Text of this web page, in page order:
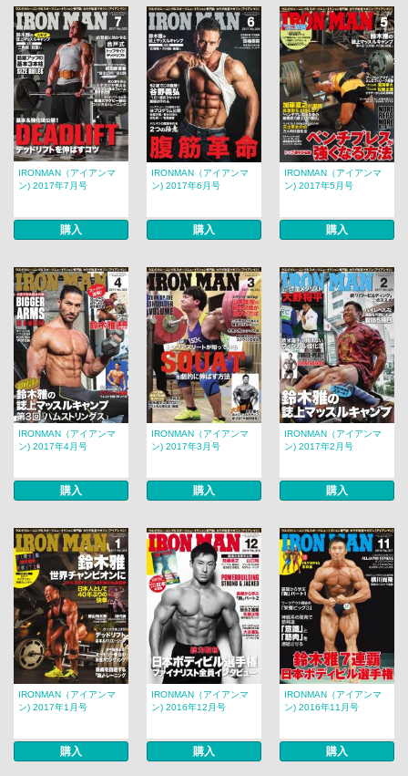
IRONMAN（アイアンマ
ン) 2017年7月号
購入
IRONMAN（アイアンマ
ン) 2017年6月号
購入
IRONMAN（アイアンマ
ン) 2017年5月号
購入
IRONMAN（アイアンマ
ン) 2017年4月号
購入
IRONMAN（アイアンマ
ン) 2017年3月号
購入
IRONMAN（アイアンマ
ン) 2017年2月号
購入
IRONMAN（アイアンマ
ン) 2017年1月号
購入
IRONMAN（アイアンマ
ン) 2016年12月号
購入
IRONMAN（アイアンマ
ン) 2016年11月号
購入